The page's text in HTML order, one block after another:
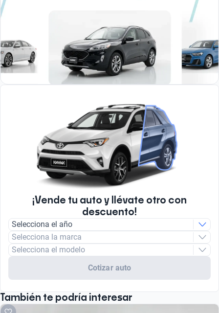
¡Vende tu auto y llévate otro con
descuento!
Selecciona el año
Selecciona la marca
Selecciona el modelo
Cotizar auto
También te podría interesar